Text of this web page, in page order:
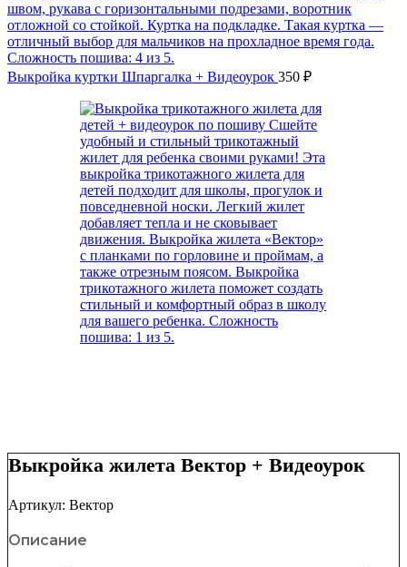
Выкройка куртки Шпаргалка + Видеоурок 350 ₽
Выкройка жилета Вектор + Видеоурок
Артикул: Вектор
Описание